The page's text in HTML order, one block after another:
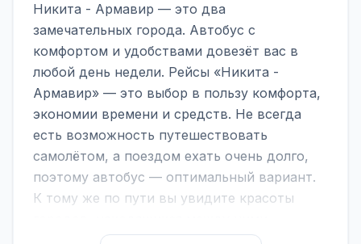
Никита - Армавир — это два
замечательных города. Автобус с
комфортом и удобствами довезёт вас в
любой день недели. Рейсы «Никита -
Армавир» — это выбор в пользу комфорта,
экономии времени и средств. Не всегда
есть возможность путешествовать
самолётом, а поездом ехать очень долго,
поэтому автобус — оптимальный вариант.
К тому же по пути вы увидите красоты